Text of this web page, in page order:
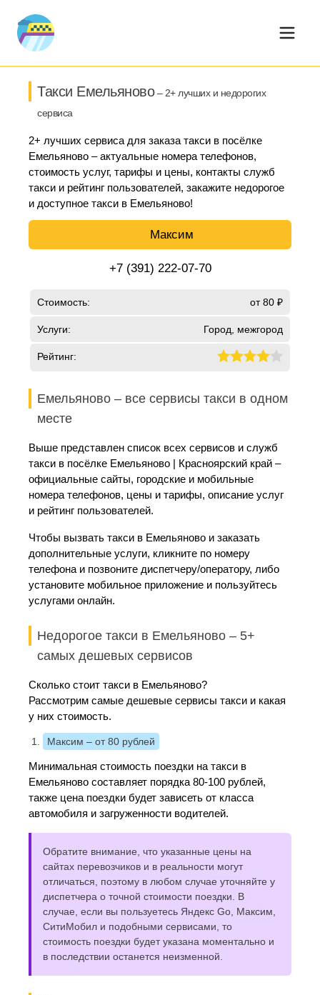
Такси Емельяново– 2+ лучших и недорогих
сервиса
2+ лучших сервиса для заказа такси в посёлке
Емельяново – актуальные номера телефонов,
стоимость услуг, тарифы и цены, контакты служб
такси и рейтинг пользователей, закажите недорогое
и доступное такси в Емельяново!
Максим
+7 (391) 222-07-70
Стоимость: от 80 ₽
Услуги: Город, межгород
Рейтинг:
Емельяново – все сервисы такси в одном
месте
Выше представлен список всех сервисов и служб
такси в посёлке Емельяново | Красноярский край –
официальные сайты, городские и мобильные
номера телефонов, цены и тарифы, описание услуг
и рейтинг пользователей.
Чтобы вызвать такси в Емельяново и заказать
дополнительные услуги, кликните по номеру
телефона и позвоните диспетчеру/оператору, либо
установите мобильное приложение и пользуйтесь
услугами онлайн.
Недорогое такси в Емельяново – 5+
самых дешевых сервисов
Сколько стоит такси в Емельяново?
Рассмотрим самые дешевые сервисы такси и какая
у них стоимость.
Максим – от 80 рублей
Минимальная стоимость поездки на такси в
Емельяново составляет порядка 80-100 рублей,
также цена поездки будет зависеть от класса
автомобиля и загруженности водителей.
Обратите внимание, что указанные цены на
сайтах перевозчиков и в реальности могут
отличаться, поэтому в любом случае уточняйте у
диспетчера о точной стоимости поездки. В
случае, если вы пользуетесь Яндекс Go, Максим,
СитиМобил и подобными сервисами, то
стоимость поездки будет указана моментально и
в последствии останется неизменной.